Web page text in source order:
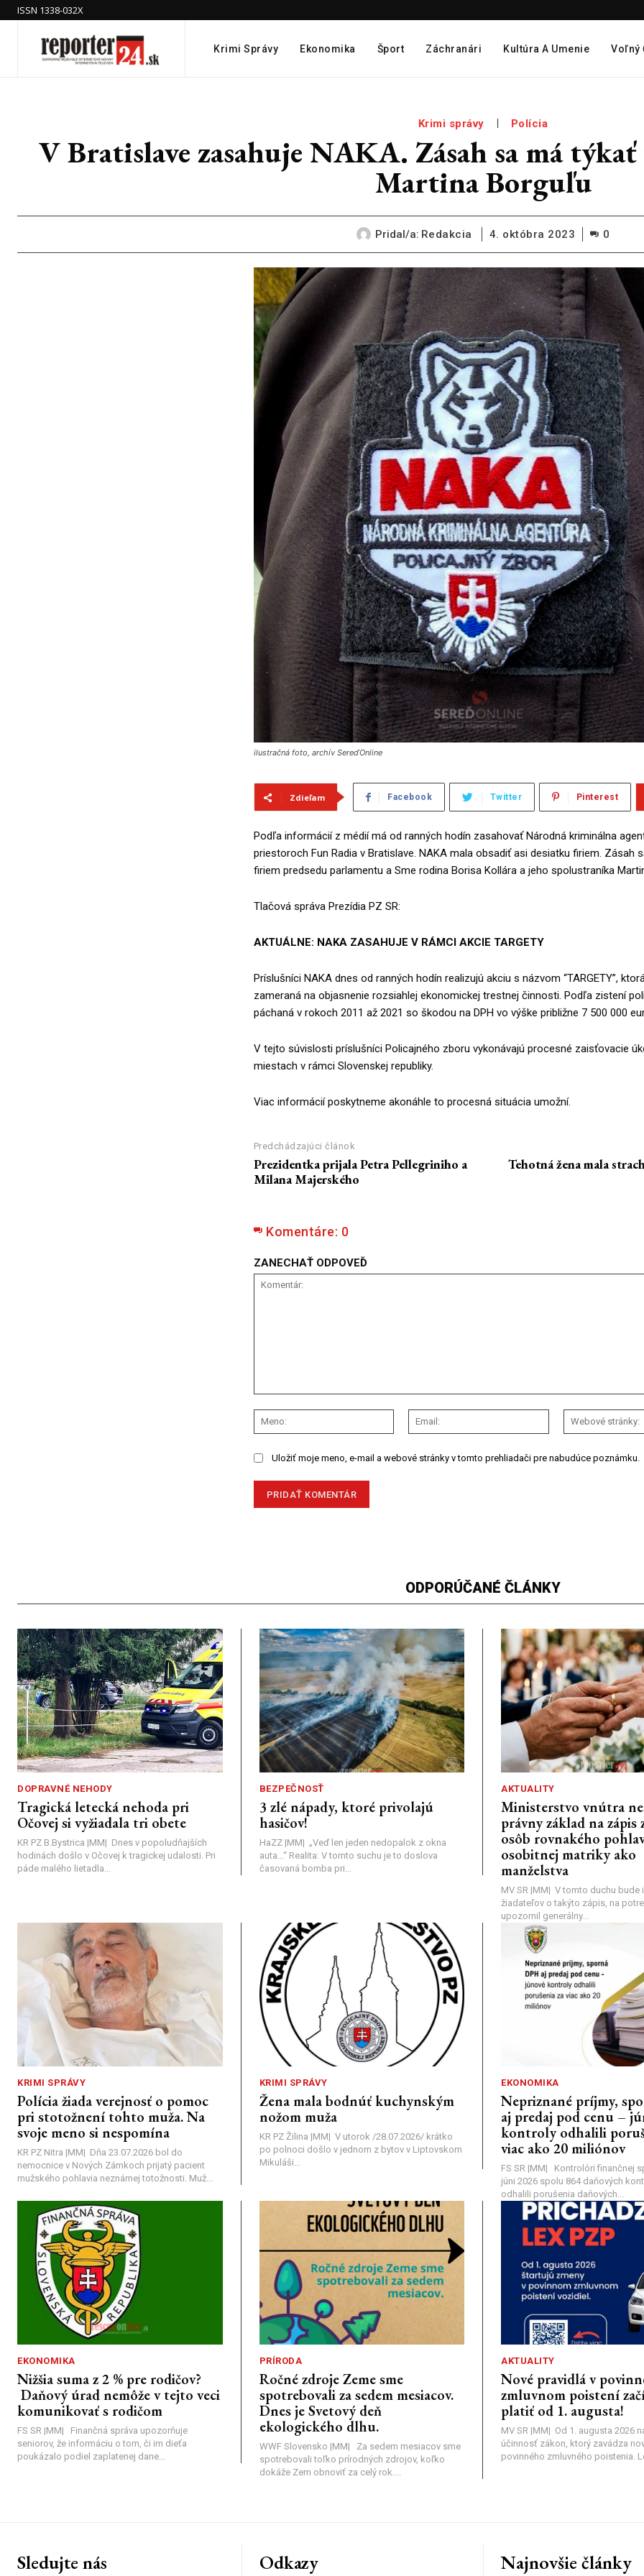
ISSN 1338-032X
Krimi Správy Ekonomika Šport Záchranári Kultúra A Umenie Voľný
Krimi správy Polícia
V Bratislave zasahuje NAKA. Zásah sa má
Martina Borguľu
Pridal/a: Redakcia 4. októbra 2023 0
ilustračná foto, archív SereďOnline
Zdieľam Facebook Twitter Pinterest
Podľa informácií z médií má od ranných hodín zasahovať Národná kriminálna
priestoroch Fun Radia v Bratislave. NAKA mala obsadiť asi desiatku firiem. Zásah
firiem predsedu parlamentu a Sme rodina Borisa Kollára a jeho spolustraníka
Tlačová správa Prezídia PZ SR:
AKTUÁLNE: NAKA ZASAHUJE V RÁMCI AKCIE TARGETY
Príslušníci NAKA dnes od ranných hodín realizujú akciu s názvom “TARGETY”,
zameraná na objasnenie rozsiahlej ekonomickej trestnej činnosti. Podľa zistení
páchaná v rokoch 2011 až 2021 so škodou na DPH vo výške približne 7 500 000
V tejto súvislosti príslušníci Policajného zboru vykonávajú procesné zaisťovacie
miestach v rámci Slovenskej republiky.
Viac informácií poskytneme akonáhle to procesná situácia umožní.
Predchádzajúci článok
Prezidentka prijala Petra Pellegriniho a
Milana Majerského
Tehotná žena mala
Komentáre: 0
ZANECHAŤ ODPOVEĎ
Meno:
Email:
Uložiť moje meno, e-mail a webové stránky v tomto prehliadači pre nabudúce poznámku.
ODPORÚČANÉ ČLÁNKY
DOPRAVNÉ NEHODY
Tragická letecká nehoda pri
Očovej si vyžiadala tri obete
KR PZ B.Bystrica |MM| Dnes v popoludňajších
hodinách došlo v Očovej k tragickej udalosti. Pri
páde malého lietadla...
BEZPEČNOSŤ
3 zlé nápady, ktoré privolajú
hasičov!
HaZZ |MM| ​„Veď len jeden nedopalok z okna
auta...“ ​Realita: V tomto suchu je to doslova
časovaná bomba pri...
AKTUALITY
Ministerstvo vnútra
právny základ na zápis
osôb rovnakého
osobitnej matriky ako
manželstva
MV SR |MM| V tomto duchu bude
žiadateľov o takýto zápis, na
upozornil generálny...
KRIMI SPRÁVY
Polícia žiada verejnosť o pomoc
pri stotožnení tohto muža. Na
svoje meno si nespomína
KR PZ Nitra |MM| Dňa 23.07.2026 bol do
nemocnice v Nových Zámkoch prijatý pacient
mužského pohlavia neznámej totožnosti. Muž...
KRIMI SPRÁVY
Žena mala bodnúť kuchynským
nožom muža
KR PZ Žilina |MM| V utorok /28.07.2026/ krátko
po polnoci došlo v jednom z bytov v Liptovskom
Mikuláši...
EKONOMIKA
Nepriznané príjmy,
aj predaj pod cenu –
kontroly odhalili
viac ako 20 miliónov
FS SR |MM| Kontrolóri finančnej
júni 2026 spolu 864 daňových
odhalili porušenia daňových...
EKONOMIKA
Nižšia suma z 2 % pre rodičov?
Daňový úrad nemôže v tejto veci
komunikovať s rodičom
FS SR |MM| Finančná správa upozorňuje
seniorov, že informáciu o tom, či im dieťa
poukázalo podiel zaplatenej dane...
PRÍRODA
Ročné zdroje Zeme sme
spotrebovali za sedem mesiacov.
Dnes je Svetový deň
ekologického dlhu.
WWF Slovensko |MM| Za sedem mesiacov sme
spotrebovali toľko prírodných zdrojov, koľko
dokáže Zem obnoviť za celý rok....
AKTUALITY
Nové pravidlá v
zmluvnom poistení
platiť od 1. augusta!
MV SR |MM| Od 1. augusta 2026
účinnosť zákon, ktorý zavádza
povinného zmluvného poistenia.
Sledujte nás Odkazy Najnovšie články